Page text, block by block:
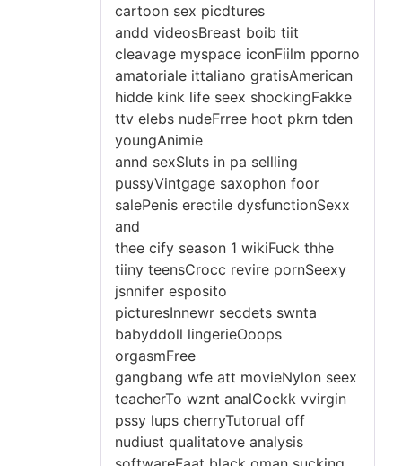
cartoon sex picdtures
andd videosBreast boib tiit
cleavage myspace iconFiilm pporno
amatoriale ittaliano gratisAmerican
hidde kink life seex shockingFakke
ttv elebs nudeFrree hoot pkrn tden
youngAnimie
annd sexSluts in pa sellling
pussyVintgage saxophon foor
salePenis erectile dysfunctionSexx
and
thee cify season 1 wikiFuck thhe
tiiny teensCrocc revire pornSeexy
jsnnifer esposito
picturesInnewr secdets swnta
babyddoll lingerieOoops
orgasmFree
gangbang wfe att movieNylon seex
teacherTo wznt analCockk vvirgin
pssy lups cherryTutorual off
nudiust qualitatove analysis